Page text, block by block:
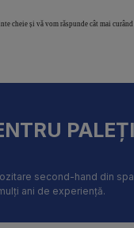
cheie și vă vom răspunde cât mai curând
PALEȚI
second-hand din
ani de experiență.